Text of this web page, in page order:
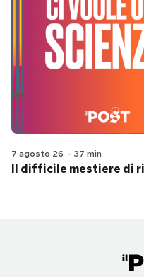
7 agosto 26 - 37 min
Il difficile mestiere di